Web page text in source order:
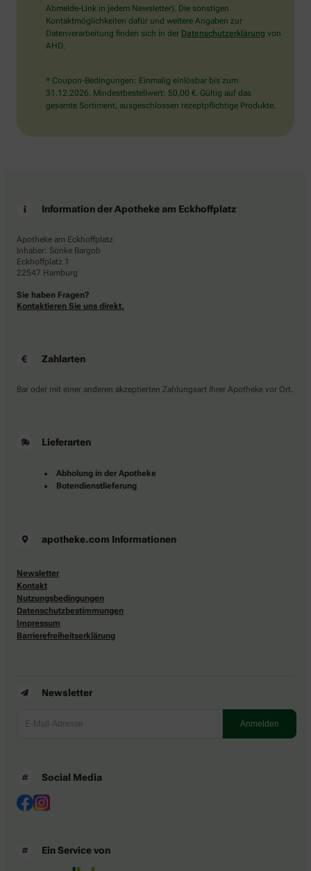
Abmelde-Link in jedem Newsletter). Die sonstigen
Kontaktmöglichkeiten dafür und weitere Angaben zur
Datenverarbeitung finden sich in der Datenschutzerklärung von
AHD.
* Coupon-Bedingungen: Einmalig einlösbar bis zum
31.12.2026. Mindestbestellwert: 50,00 €. Gültig auf das
gesamte Sortiment, ausgeschlossen rezeptpflichtige Produkte.
Information der Apotheke am Eckhoffplatz
Apotheke am Eckhoffplatz
Inhaber: Sönke Bargob
Eckhoffplatz 1
22547 Hamburg
Sie haben Fragen?
Kontaktieren Sie uns direkt.
Zahlarten
Bar oder mit einer anderen akzeptierten Zahlungsart Ihrer Apotheke vor Ort.
Lieferarten
Abholung in der Apotheke
Botendienstlieferung
apotheke.com Informationen
Newsletter
Kontakt
Nutzungsbedingungen
Datenschutzbestimmungen
Impressum
Barrierefreiheitserklärung
Newsletter
Social Media
Ein Service von